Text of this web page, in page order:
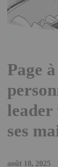
Page
ses
août 18, 2025